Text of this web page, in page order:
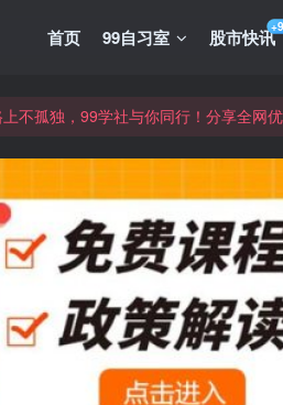
首页 99自习室 股市快讯
不孤独，99学社与你同行！分享全网
不孤独，99学社与你同行！分享全网